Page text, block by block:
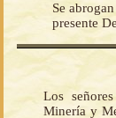
Se
presente
Los
Minería y